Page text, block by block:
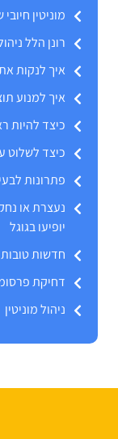
מוניטין
רונן הלל
איך לנקות
איך למנוע
כיצד להיות
כיצד לשלוט
פתרונות
נעצרת או
יופיעו בגוגל
חדשות טובות
דחיקת
ניהול מוניטין